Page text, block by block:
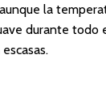
la
durante todo